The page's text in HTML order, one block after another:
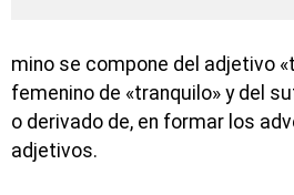
mino se compone del adjetivo
femenino de «tranquilo» y del
o derivado de, en formar los
adjetivos.